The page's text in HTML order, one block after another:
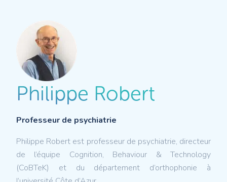
Philippe Robert
Professeur de psychiatrie
Philippe Robert est professeur de psychiatrie, directeur
de l’équipe Cognition, Behaviour & Technology
(CoBTeK) et du département d’orthophonie à